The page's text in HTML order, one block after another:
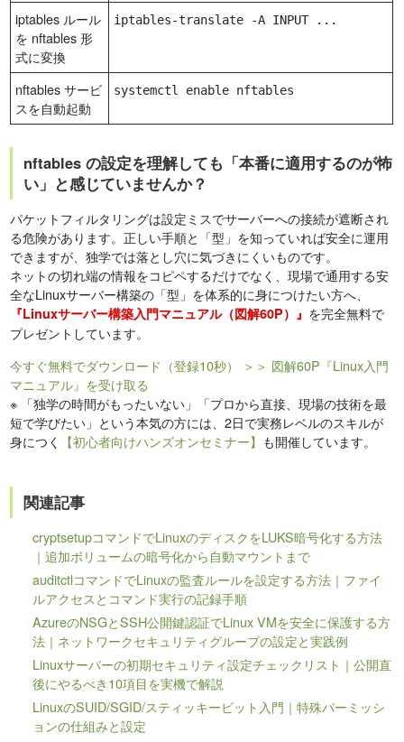
iptables ルール
を nftables 形
式に変換
iptables-translate -A INPUT ...
nftables サービ
スを自動起動
systemctl enable nftables
nftables の設定を理解しても「本番に適用するのが怖
い」と感じていませんか？
パケットフィルタリングは設定ミスでサーバーへの接続が遮断され
る危険があります。正しい手順と「型」を知っていれば安全に運用
できますが、独学では落とし穴に気づきにくいものです。
ネットの切れ端の情報をコピペするだけでなく、現場で通用する安
全なLinuxサーバー構築の「型」を体系的に身につけたい方へ、
『Linuxサーバー構築入門マニュアル（図解60P）』 を完全無料で
プレゼントしています。
今すぐ無料でダウンロード（登録10秒）
＞＞ 図解60P『Linux入門
マニュアル』を受け取る
※ 「独学の時間がもったいない」「プロから直接、現場の技術を最
短で学びたい」という本気の方には、2日で実務レベルのスキルが
身につく
【初心者向けハンズオンセミナー】 も開催しています。
関連記事
cryptsetupコマンドでLinuxのディスクをLUKS暗号化する方法
｜追加ボリュームの暗号化から自動マウントまで
auditctlコマンドでLinuxの監査ルールを設定する方法｜ファイ
ルアクセスとコマンド実行の記録手順
AzureのNSGとSSH公開鍵認証でLinux VMを安全に保護する方
法｜ネットワークセキュリティグループの設定と実践例
Linuxサーバーの初期セキュリティ設定チェックリスト｜公開直
後にやるべき10項目を実機で解説
LinuxのSUID/SGID/スティッキービット入門｜特殊パーミッシ
ョンの仕組みと設定